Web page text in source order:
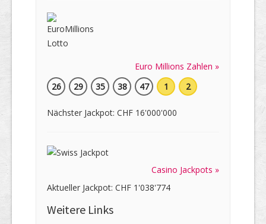
Euro Millions Zahlen »
26
29 35 38 47 1 2
Nächster Jackpot: CHF 16'000'000
Casino Jackpots »
Aktueller Jackpot: CHF 1'038'774
Weitere Links